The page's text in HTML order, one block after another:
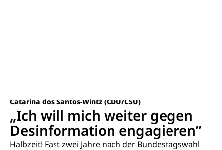
Catarina dos Santos-Wintz (CDU/CSU)
„Ich will mich weiter gegen
Desinformation engagieren”
Halbzeit! Fast zwei Jahre nach der Bundestagswahl